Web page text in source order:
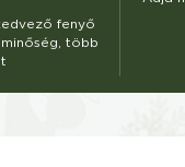
fenyő
több